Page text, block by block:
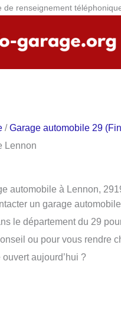
de renseignement
/Garage automobile 29
Lennon
automobile à Lennon,
un garage
le département du 29
ou pour vous rendre
aujourd’hui ?